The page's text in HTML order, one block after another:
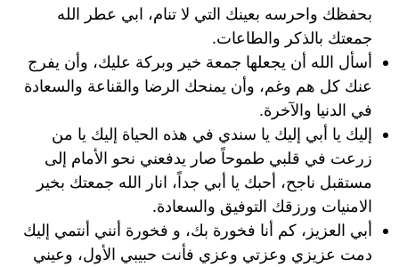
بحفظك واحرسه بعينك التي لا تنام، ابي عطر الله
جمعتك بالذكر والطاعات.
أسأل الله أن يجعلها جمعة خير وبركة عليك، وأن يفرج
عنك كل هم وغم، وأن يمنحك الرضا والقناعة والسعادة
في الدنيا والآخرة.
إليك يا أبي إليك يا سندي في هذه الحياة إليك يا من
زرعت في قلبي طموحاً صار يدفعني نحو الأمام إلى
مستقبل ناجح، أحبك يا أبي جداً، انار الله جمعتك بخير
الامنيات ورزقك التوفيق والسعادة.
أبي العزيز، كم أنا فخورة بك، و فخورة أنني أنتمي إليك
دمت عزيزي وعزتي وعزي فأنت حبيبي الأول، وعيني